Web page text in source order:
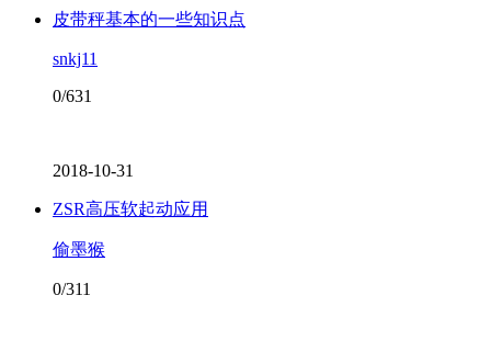
皮带秤基本的一些知识点
snkj11
0/631
2018-10-31
ZSR高压软起动应用
偷墨猴
0/311